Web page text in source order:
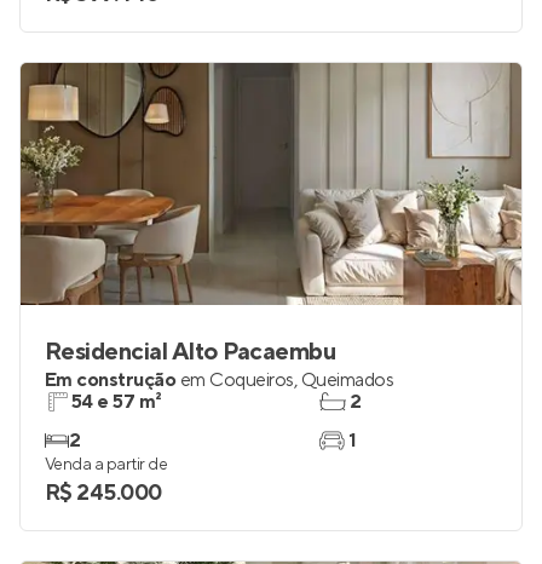
Residencial Alto Pacaembu
Em construção em Coqueiros, Queimados
54 e 57 m²
2
2
1
Venda a partir de
R$ 245.000